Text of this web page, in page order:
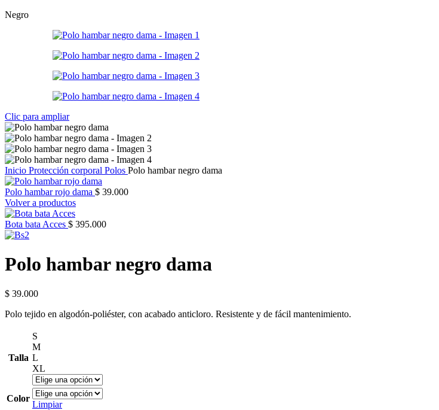
Negro
Clic para ampliar
Inicio Protección corporal Polos Polo hambar negro dama
Polo hambar rojo dama $ 39.000
Volver a productos
Bota bata Acces $ 395.000
Polo hambar negro dama
$ 39.000
Polo tejido en algodón-poliéster, con acabado anticloro. Resistente y de fácil mantenimiento.
Talla
S
M
L
XL
Color
Limpiar